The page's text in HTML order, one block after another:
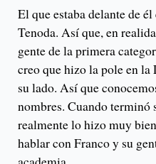
El que estaba delante de
Tenoda. Así que, en
gente de la primera
creo que hizo la pole en
su lado. Así que
nombres. Cuando terminó
realmente lo hizo muy
hablar con Franco y su